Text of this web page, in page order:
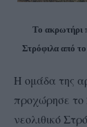
Το ακρωτήρι
Στρόφιλα από
Η ομάδα της
προχώρησε το
νεολιθικό